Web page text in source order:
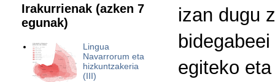
izan dugu
egiteko
Irakurrienak (azken 7
egunak)
Lingua
Navarrorum eta
hizkuntzakeria
(III)